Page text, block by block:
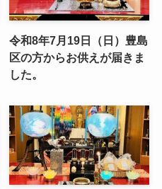
令和8年7月19日（日）豊島
区の方からお供えが届きま
した。